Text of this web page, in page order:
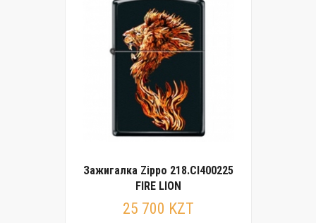
Зажигалка Zippo 218.CI400225
FIRE LION
25 700 KZT